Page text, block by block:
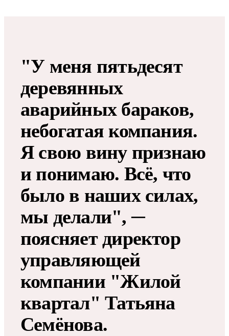
"У меня пятьдесят
деревянных
аварийных бараков,
небогатая компания.
Я свою вину признаю
и понимаю. Всё, что
было в наших силах,
мы делали", ─
поясняет директор
управляющей
компании "Жилой
квартал" Татьяна
Семёнова.